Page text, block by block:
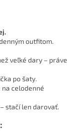
outfitom.
veľké dary – práve
po šaty.
celodenné
– stačí len darovať.